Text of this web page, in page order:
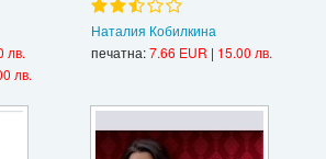
лв.
лв.
Наталия Кобилкина
печатна:7.66 EUR | 15.00 лв.